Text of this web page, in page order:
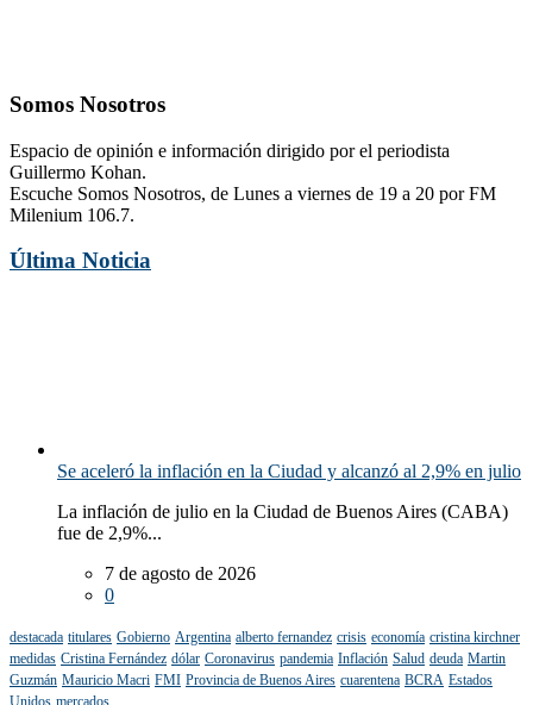
Somos Nosotros
Espacio de opinión e información dirigido por el periodista
Guillermo Kohan.
Escuche Somos Nosotros, de Lunes a viernes de 19 a 20 por FM
Milenium 106.7.
Última Noticia
Se aceleró la inflación en la Ciudad y alcanzó al 2,9% en julio
La inflación de julio en la Ciudad de Buenos Aires (CABA)
fue de 2,9%...
7 de agosto de 2026
0
destacada titulares Gobierno Argentina alberto fernandez crisis economía cristina kirchner
medidas Cristina Fernández dólar Coronavirus pandemia Inflación Salud deuda Martin
Guzmán Mauricio Macri FMI Provincia de Buenos Aires cuarentena BCRA Estados
Unidos mercados